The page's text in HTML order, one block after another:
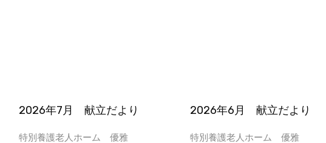
2026年7月 献立だより
特別養護老人ホーム 優雅
2026年6月 献立だより
特別養護老人ホーム 優雅